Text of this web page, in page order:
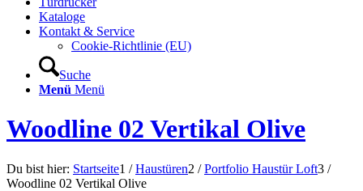
Kataloge
Kontakt & Service
Cookie-Richtlinie (EU)
Suche
Menü Menü
Woodline 02 Vertikal Olive
Du bist hier: Startseite1 / Haustüren2 / Portfolio Haustür Loft3 /
Woodline 02 Vertikal Olive